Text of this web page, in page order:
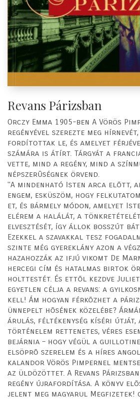
Revans Párizsban
Orczy Emma 1905-ben A Vörös
regényével szerezte meg
fordítottak le, és amelyet
számára is átírt. Tárgyát a
vette, mind a regény, mind a
népszerûségnek örvend.
"A mindenható Isten arca elõtt,
engem, esküszöm, hogy
et, és bármely módon, amelyet
elérem a halálát, a
elvesztését, így állok bosszút
Ezekkel a szavakkal tesz
szinte még gyereklány azon a
hazahozzák az ifjú vikomt De
hercegi cím és hatalmas birtok
holttestét. És ettõl kezdve
egyetlen célja a revans: a
kell! Ám hogyan férkõzhet a
ünnepelt hõsének közelébe?
árulás, féltékenység kíséri útját,
történelem rettenetes, véres
bejárnia – hogy végül a
elsöprõ szerelem és a híres
kalandor Vörös Pimpernel
az üldözöttet. A Revans
regény újrafordítása. A könyv
jelent meg magyarul Megfizetek!